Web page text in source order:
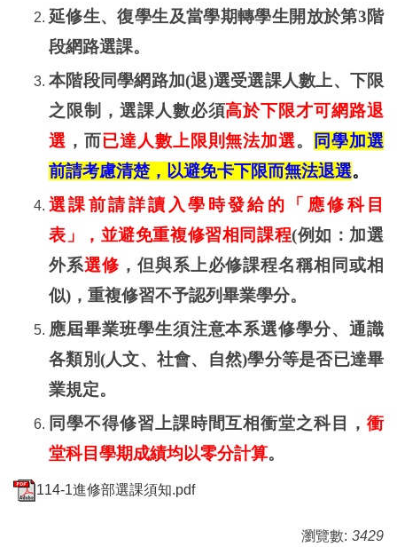
延修生、復學生及當學期轉學生開放於第3階
段網路選課。
本階段同學網路加(退)選受選課人數上、下限
之限制，選課人數必須高於下限才可網路退
選 ，而已達人數上限則無法加選。
同學加選
前請考慮清楚，以避免卡下限而無法退選。
選課前請詳讀入學時發給的「應修科目
表」，並避免重複修習相同課程(例如：加選
外系選修 ，但與系上必修課程名稱相同或相
似) ，重複修習不予認列畢業學分。
應屆畢業班學生須注意本系選修學分、通識
各類別(人文、社會、自然)學分等是否已達畢
業規定。
同學不得修習上課時間互相衝堂之科目， 衝
堂科目學期成績均以零分計算。
114-1進修部選課須知.pdf
瀏覽數: 3429